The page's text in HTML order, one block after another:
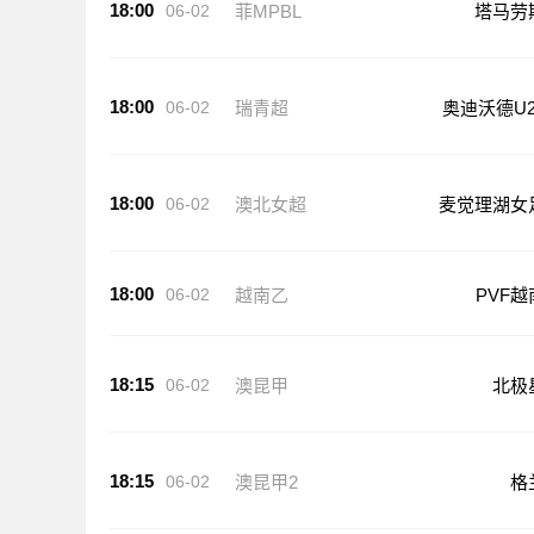
18:00 06-02 菲MPBL 塔马劳
18:00 06-02 瑞青超 奥迪沃德
18:00 06-02 澳北女超 麦觉理湖女
18:00 06-02 越南乙 PVF越
18:15 06-02 澳昆甲 北极
18:15 06-02 澳昆甲2 格